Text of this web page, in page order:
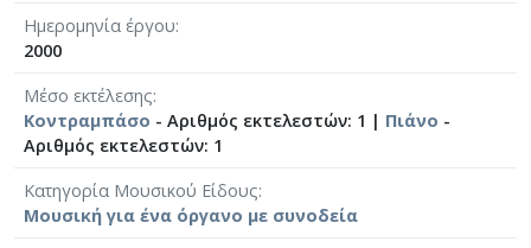
Ημερομηνία έργου
2000
Μέσο εκτέλεσης
Κοντραμπάσο - Αριθμός εκτελεστών: 1 | Πιάνο -
Αριθμός εκτελεστών: 1
Κατηγορία Μουσικού Είδους
Μουσική για ένα όργανο με συνοδεία